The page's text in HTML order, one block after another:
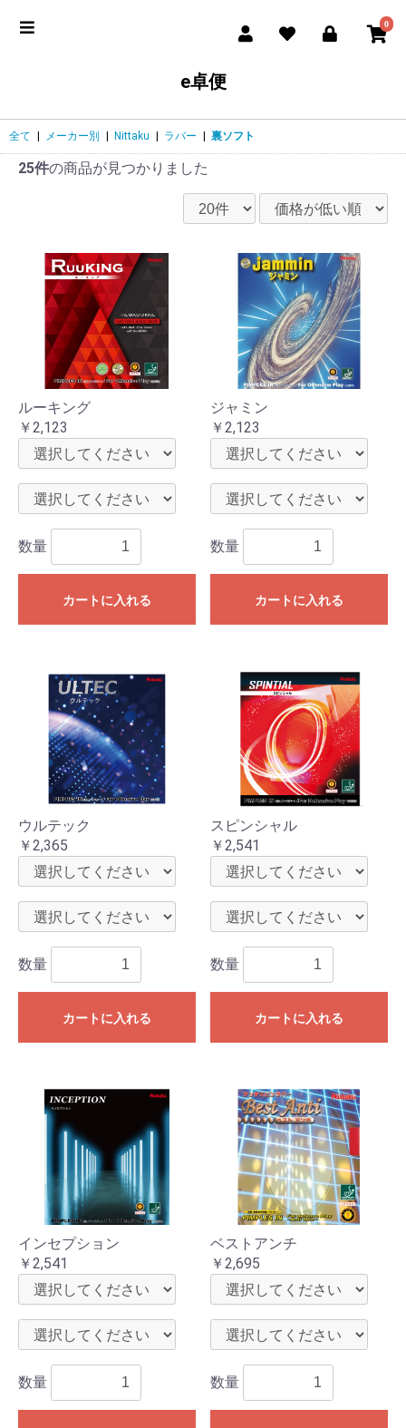
0
e卓便
全て メーカー別 Nittaku ラバー 裏ソフト
25件の商品が見つかりました
ルーキング
￥2,123
数量
カートに入れる
ジャミン
￥2,123
数量
カートに入れる
ウルテック
￥2,365
数量
カートに入れる
スピンシャル
￥2,541
数量
カートに入れる
インセプション
￥2,541
数量
ベストアンチ
￥2,695
数量